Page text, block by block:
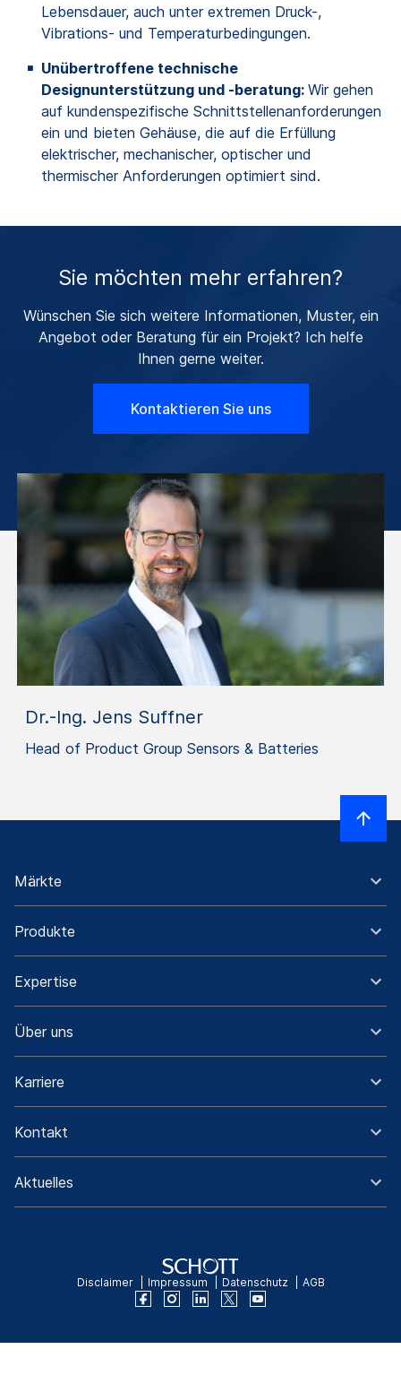
Lebensdauer, auch unter extremen Druck-,
Vibrations- und Temperaturbedingungen.
Unübertroffene technische
Designunterstützung und -beratung: Wir gehen
auf kundenspezifische Schnittstellenanforderungen
ein und bieten Gehäuse, die auf die Erfüllung
elektrischer, mechanischer, optischer und
thermischer Anforderungen optimiert sind.
Sie möchten mehr erfahren?
Wünschen Sie sich weitere Informationen, Muster, ein
Angebot oder Beratung für ein Projekt? Ich helfe
Ihnen gerne weiter.
Kontaktieren Sie uns
Dr.-Ing. Jens Suffner
Head of Product Group Sensors & Batteries
Märkte
Produkte
Expertise
Über uns
Karriere
Kontakt
Aktuelles
Disclaimer Impressum Datenschutz AGB